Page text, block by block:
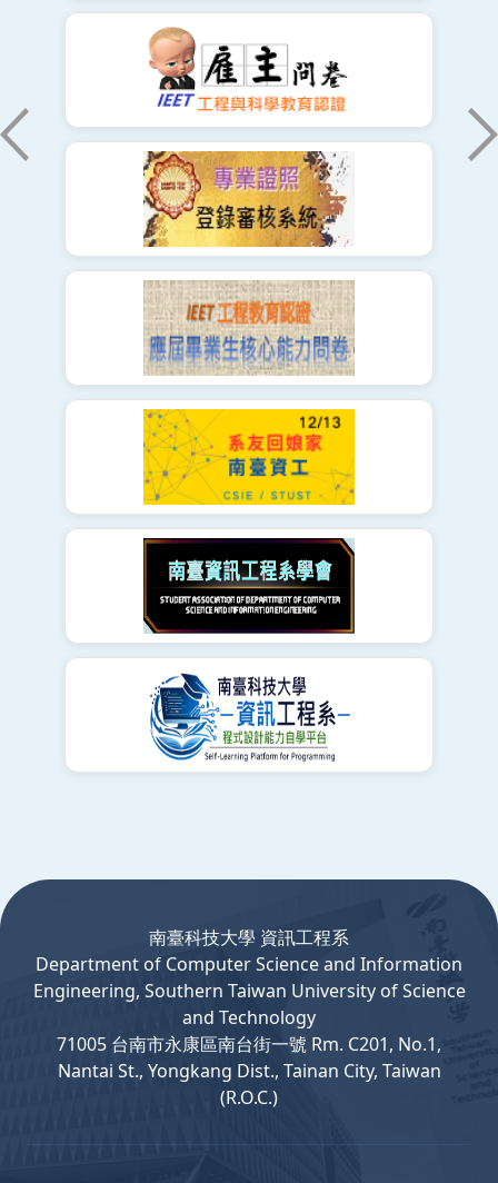
南臺科技大學 資訊工程系
Departmentof ComputerScience and Information
Engineering, Southern Taiwan University of Science
and Technology
71005 台南市永康區南台街一號 Rm. C201, No.1,
Nantai St., Yongkang Dist., Tainan City, Taiwan
(R.O.C.)